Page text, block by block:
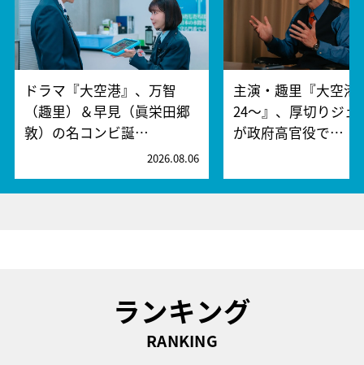
ドラマ『大空港』、万智
（趣里）＆早見（眞栄田郷
敦）の名コンビ誕…
2026.08.06
主演・趣里『大空港
24～』、厚切りジェ
が政府高官役で…
ランキング
RANKING